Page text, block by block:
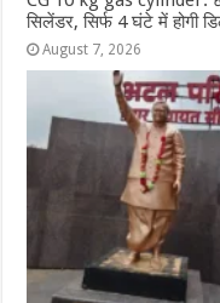
सिलेंडर, सिर्फ 4 घंटे में होगी
August 7, 2026